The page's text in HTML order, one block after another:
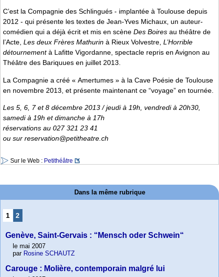
C’est la Compagnie des Schlingués - implantée à Toulouse depuis
2012 - qui présente les textes de Jean-Yves Michaux, un auteur-
comédien qui a déjà écrit et mis en scène Des Boires au théâtre de
l’Acte, Les deux Frères Mathurin à Rieux Volvestre, L’Horrible
détournementà Lafitte Vigordanne, spectacle repris en Avignon au
Théâtre des Bariquues en juillet 2013.
La Compagnie a créé « Amertumes » à la Cave Poésie de Toulouse
en novembre 2013, et présente maintenant ce “voyage” en tournée.
Les 5, 6, 7 et 8 décembre 2013 / jeudi à 19h, vendredi à 20h30,
samedi à 19h et dimanche à 17h
réservations au 027 321 23 41
ou sur reservation@petitheatre.ch
Sur le Web : Petithéâtre
Dans la même rubrique
1 2
Genève, Saint-Gervais : “Mensch oder Schwein“
le mai 2007
par Rosine SCHAUTZ
Carouge : Molière, contemporain malgré lui